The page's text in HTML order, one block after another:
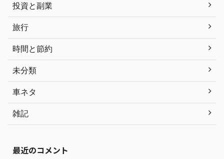
投資と副業
旅行
時間と節約
未分類
車ネタ
雑記
最近のコメント